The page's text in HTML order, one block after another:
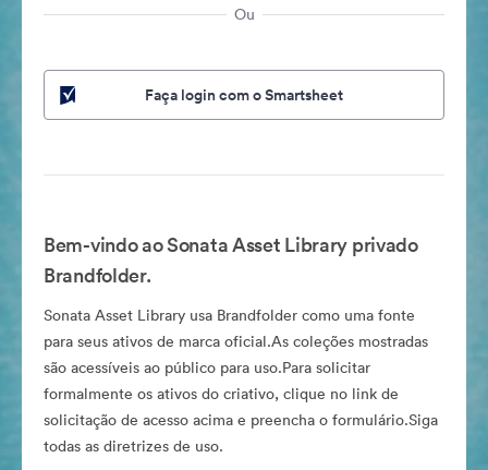
Ou
Faça login com o Smartsheet
Bem-vindo ao Sonata Asset Library privado
Brandfolder.
Sonata Asset Library usa Brandfolder como uma fonte
para seus ativos de marca oficial.As coleções mostradas
são acessíveis ao público para uso.Para solicitar
formalmente os ativos do criativo, clique no link de
solicitação de acesso acima e preencha o formulário.Siga
todas as diretrizes de uso.